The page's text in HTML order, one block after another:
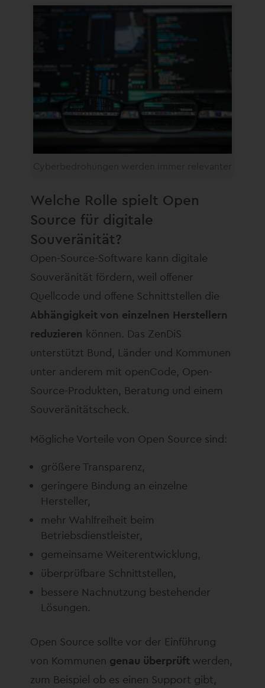
Welche Rolle spielt Open
Source für digitale
Souveränität?
Open-Source-Software kann digitale
Souveränität fördern, weil offener
Quellcode und offene Schnittstellen die
Abhängigkeit von einzelnen Herstellern
reduzieren können. Das ZenDiS
unterstützt Bund, Länder und Kommunen
unter anderem mit openCode, Open-
Source-Produkten, Beratung und einem
Souveränitätscheck.
Mögliche Vorteile von Open Source sind:
größere Transparenz,
geringere Bindung an einzelne
Hersteller,
mehr Wahlfreiheit beim
Betriebsdienstleister,
gemeinsame Weiterentwicklung,
überprüfbare Schnittstellen,
bessere Nachnutzung bestehender
Lösungen.
Open Source sollte vor der Einführung
von Kommunen genau überprüft werden,
zum Beispiel ob es einen Support gibt,